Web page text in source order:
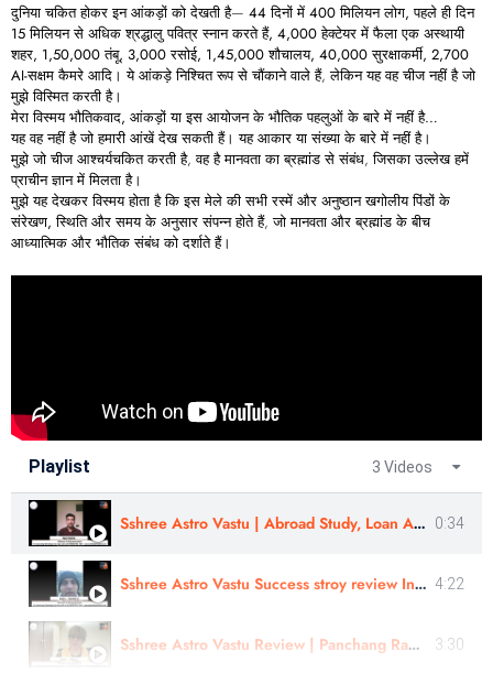
दुनिया चकित होकर इन आंकड़ों को देखती है— 44दिनोंमें 400मिलियनलोग,पहलेहीदिन
15मिलियनसे अधिकश्रद्धालुपवित्रस्नानकरतेहैं, 4,000हेक्टेयरमेंफैलाएक अस्थायी
शहर, 1,50,000तंबू, 3,000रसोई, 1,45,000शौचालय, 40,000सुरक्षाकर्मी, 2,700
AI-सक्षमकैमरे आदि। ये आंकड़े निश्चित रूप से चौंकाने वाले हैं, लेकिन यह वह चीज नहीं है जो
मुझे विस्मित करती है।
मेराविस्मयभौतिकवाद, आंकड़ोंयाइस आयोजनके भौतिकपहलुओंकेबारेमेंनहींहै…
यह वह नहीं है जो हमारी आंखें देख सकती हैं। यह आकार या संख्या के बारे में नहीं है।
मुझे जो चीज आश्चर्यचकित करती है, वह है मानवता का ब्रह्मांड से संबंध, जिसका उल्लेख हमें
प्राचीन ज्ञान में मिलता है।
मुझे यह देखकर विस्मय होता है कि इस मेले कीसभीरस्में और अनुष्ठानखगोलीयपिंडोंके
संरेखण,स्थितिऔरसमयके अनुसार संपन्न होते हैं, जो मानवता और ब्रह्मांड के बीच
आध्यात्मिक और भौतिक संबंध को दर्शाते हैं।
Playlist 3 Videos
Sshree Astro Vastu | Abroad Study, Loan Approval- Review | Yash Mehta 0:34
Sshree Astro Vastu Success stroy review In Hindi - Astro Harshit Ji 4:22
Sshree Astro Vastu Review | Panchang Rahasyam Review | Astro - Pooja Ji Review | Hindi 3:30